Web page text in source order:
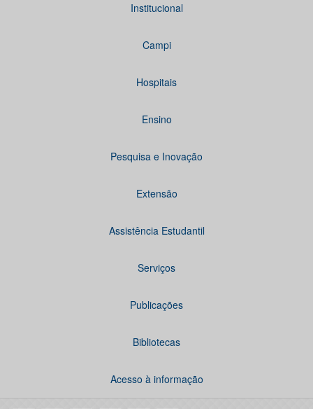
Institucional
Campi
Hospitais
Ensino
Pesquisa e Inovação
Extensão
Assistência Estudantil
Serviços
Publicações
Bibliotecas
Acesso à informação